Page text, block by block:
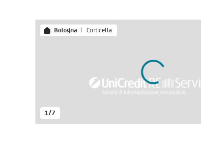
Bologna Corticella
1/7